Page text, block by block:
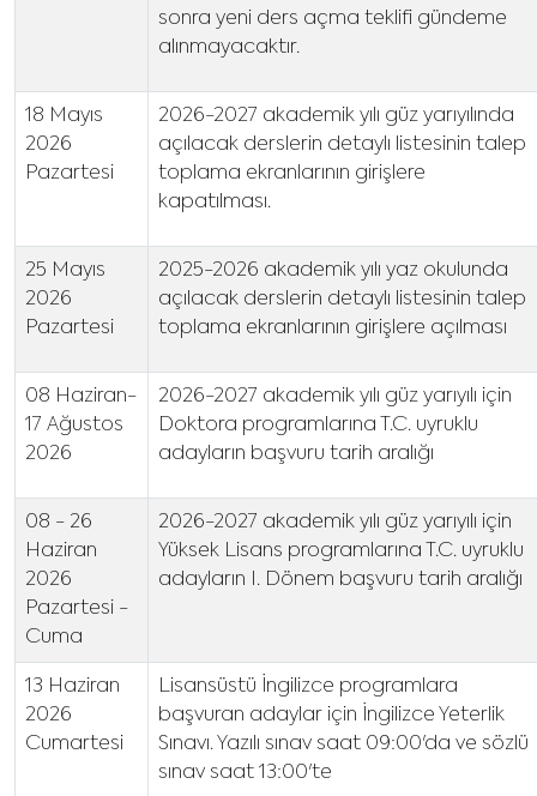
sonra yeni ders açma teklifi gündeme
alınmayacaktır.
18 Mayıs
2026
Pazartesi
2026-2027 akademik yılı güz yarıyılında
açılacak derslerin detaylı listesinin talep
toplama ekranlarının girişlere
kapatılması.
25 Mayıs
2026
Pazartesi
2025-2026 akademik yılı yaz okulunda
açılacak derslerin detaylı listesinin talep
toplama ekranlarının girişlere açılması
08 Haziran-
17 Ağustos
2026
2026-2027 akademik yılı güz yarıyılı için
Doktora programlarına T.C. uyruklu
adayların başvuru tarih aralığı
08 - 26
Haziran
2026
Pazartesi -
Cuma
2026-2027 akademik yılı güz yarıyılı için
Yüksek Lisans programlarına T.C. uyruklu
adayların I. Dönem başvuru tarih aralığı
13 Haziran
2026
Cumartesi
Lisansüstü İngilizce programlara
başvuran adaylar için İngilizce Yeterlik
Sınavı. Yazılı sınav saat 09:00'da ve sözlü
sınav saat 13:00'te